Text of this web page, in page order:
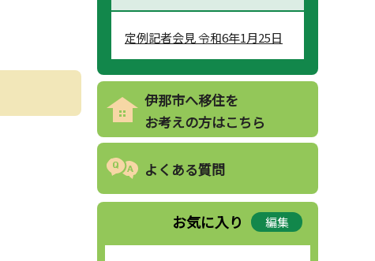
定例記者会見 令和6年1月25日
伊那市へ移住を
お考えの方はこちら
よくある質問
お気に入り 編集